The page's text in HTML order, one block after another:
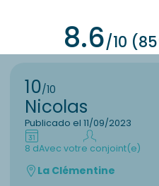
8.6/10
10/10
Nicolas
Publicado el 11/09/2023
8 dAvec votre conjoint(e)
La Clémentine